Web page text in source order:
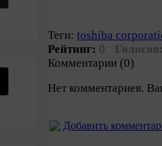
Теги: toshiba
Рейтинг: 0
Комментарии (0)
Нет комментариев.
Добавить